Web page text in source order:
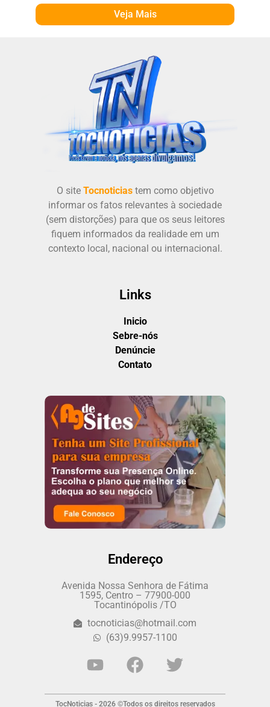
Veja Mais
O site Tocnoticiastem como objetivo
informar os fatos relevantes à sociedade
(sem distorções) para que os seus leitores
fiquem informados da realidade em um
contexto local, nacional ou internacional.
Links
Inicio
Sebre-nós
Denúncie
Contato
Endereço
Avenida Nossa Senhora de Fátima
1595, Centro – 77900-000
Tocantinópolis /TO
tocnoticias@hotmail.com
(63)9.9957-1100
TocNoticias - 2026 ©Todos os direitos reservados